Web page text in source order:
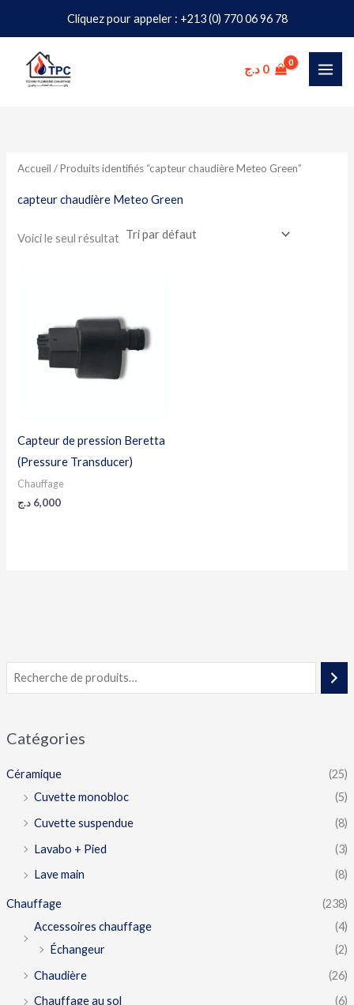
Cliquez pour appeler : +213 (0) 770 06 96 78
contenu
0 د.ج
Catégories
Céramique
(25)
Cuvette monobloc
(5)
Cuvette suspendue
(8)
Lavabo + Pied
(3)
Lave main
(8)
Chauffage
(238)
Accessoires chauffage
(4)
Échangeur
(2)
Chaudière
(26)
Chauffage au sol
(6)
Accueil / Produits identifiés “capteur chaudière Meteo Green”
capteur chaudière Meteo Green
Voici le seul résultat
Capteur de pression Beretta
(Pressure Transducer)
Chauffage
6,000 د.ج